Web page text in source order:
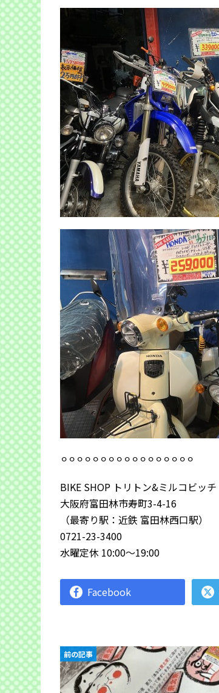
⚪︎⚪︎⚪︎⚪︎⚪︎⚪︎⚪︎⚪︎⚪︎⚪︎⚪︎⚪︎⚪︎⚪︎⚪︎⚪︎⚪︎
BIKE SHOP トリトン&ミルコビッチ
大阪府富田林市寿町3-4-16
（最寄り駅：近鉄 富田林西口駅）
0721-23-3400
水曜定休 10:00～19:00
Facebook
前の記事